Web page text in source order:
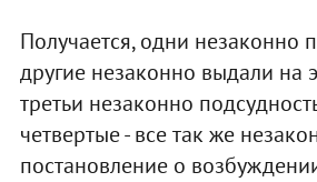
Получается, одни незаконно
другие незаконно выдали на
третьи незаконно
четвертые - все так же
постановление о